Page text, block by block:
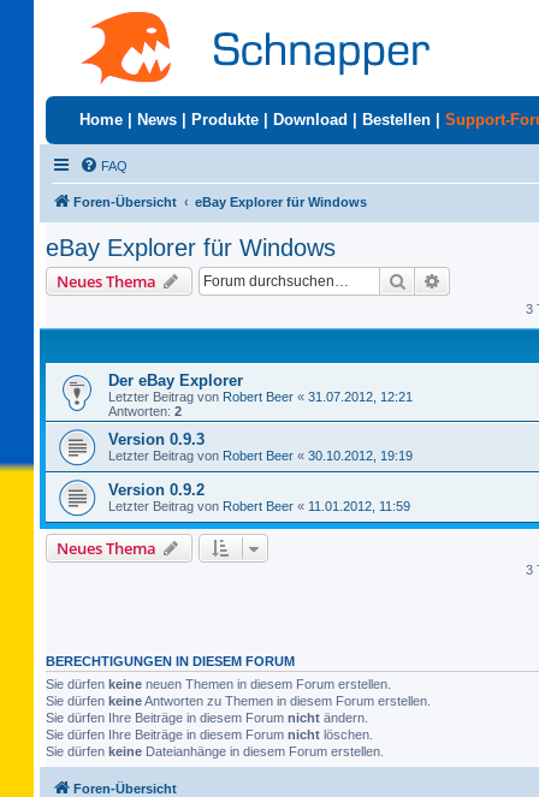
Home News Produkte Download Bestellen Support-
FAQ
Foren-Übersicht eBay Explorer für Windows
eBay Explorer für Windows
Neues Thema Suche
3
Der eBay Explorer
Letzter Beitrag von Robert Beer « 31.07.2012, 12:21
Antworten: 2
Version 0.9.3
Letzter Beitrag von Robert Beer « 30.10.2012, 19:19
Version 0.9.2
Letzter Beitrag von Robert Beer « 11.01.2012, 11:59
Neues Thema
3
BERECHTIGUNGEN IN DIESEM FORUM
Sie dürfen keine neuen Themen in diesem Forum erstellen.
Sie dürfen keineAntworten zu Themen in diesem Forum erstellen.
Sie dürfen Ihre Beiträge in diesem Forum nicht ändern.
Sie dürfen Ihre Beiträge in diesem Forum nicht löschen.
Sie dürfen keine Dateianhänge in diesem Forum erstellen.
Foren-Übersicht